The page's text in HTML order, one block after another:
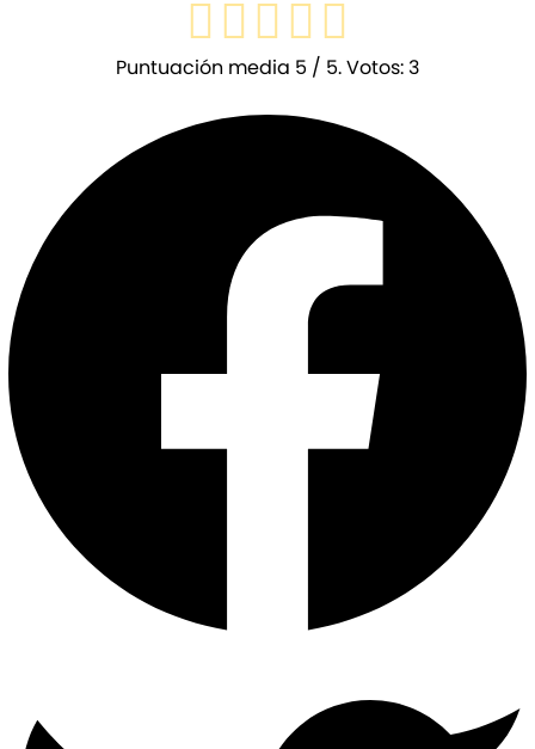
Puntuación media 5 / 5. Votos: 3